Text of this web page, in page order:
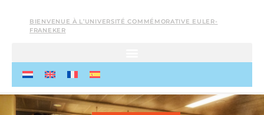
BIENVENUE À L’UNIVERSITÉ COMMÉMORATIVE EULER-
FRANEKER